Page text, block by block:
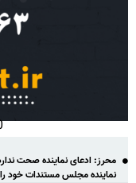
محرز: ادعای نماینده صحت
نماینده مجلس مستندات خود را